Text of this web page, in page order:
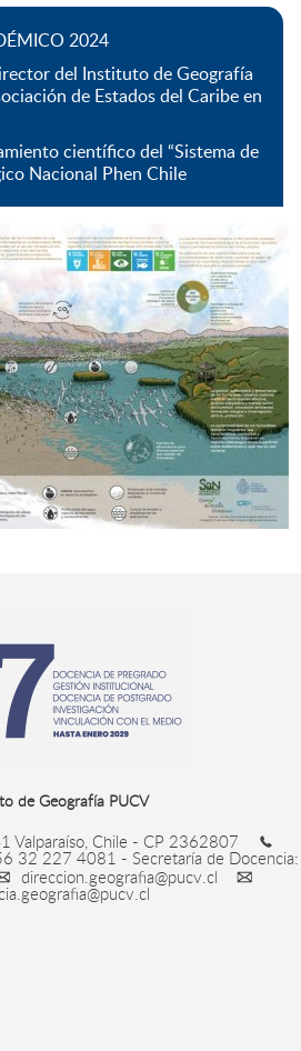
2024
del Instituto de Geografía
de Estados del Caribe en
científico del “Sistema de
Nacional Phen Chile
de Geografía PUCV
Valparaíso, Chile - CP 2362807
32 227 4081 - Secretaría de Docencia:
direccion.geografia@pucv.cl